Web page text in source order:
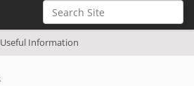
Search Site
Advanced Search…
Useful Information